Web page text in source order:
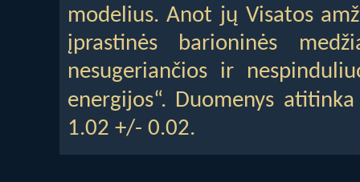
modelius. Anot jų Visatos
įprastinės barioninės
nesugeriančios ir
energijos“. Duomenys
1.02 +/- 0.02.